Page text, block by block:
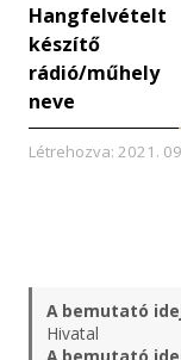
Hangfelvételt
készítő
rádió/műhely
neve
Létrehozva: 2021.
A bemutató
Hivatal